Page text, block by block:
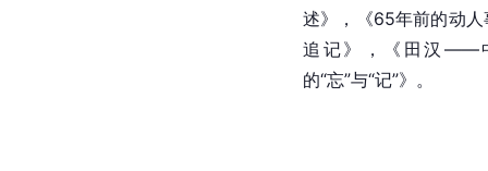
述》，《65年前的动
追记》，《田汉――
的“忘”与“记”》。